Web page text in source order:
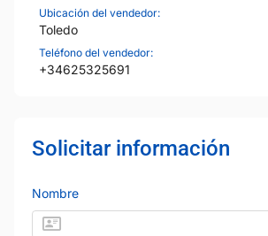
Ubicación del vendedor:
Toledo
Teléfono del vendedor:
+34625325691
Solicitar información
Nombre